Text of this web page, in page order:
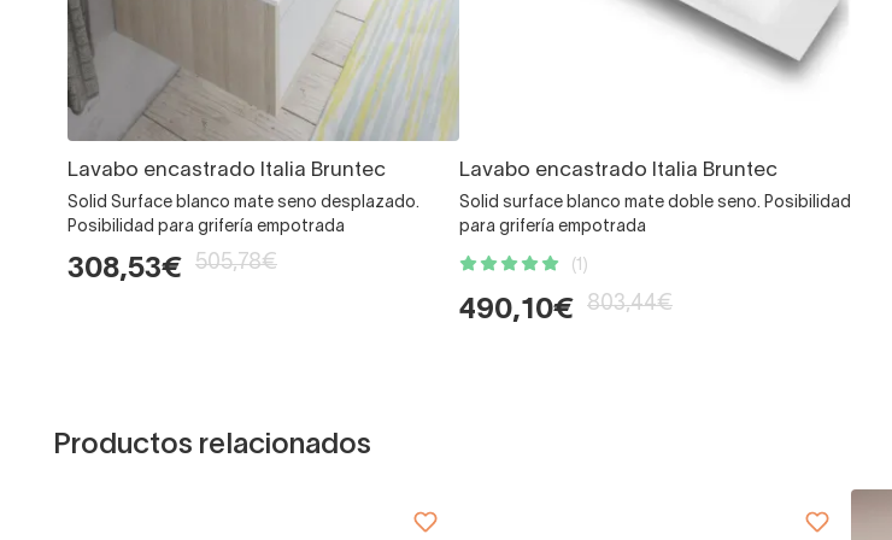
Lavabo encastrado Italia Bruntec
Solid Surface blanco mate seno desplazado.
Posibilidad para grifería empotrada
308,53€ 505,78€
Lavabo encastrado Italia Bruntec
Solid surface blanco mate doble seno. Posibilidad
para grifería empotrada
(1)
490,10€ 803,44€
Productos relacionados